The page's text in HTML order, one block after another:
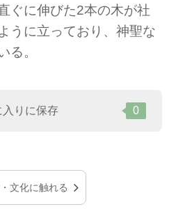
ぐに伸びた2本の木が社
うに立っており、神聖な
る。
入りに保存 0
文化に触れる